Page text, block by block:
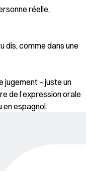
réelle,
dis, comme dans une
jugement – juste un
de l’expression orale
en espagnol.